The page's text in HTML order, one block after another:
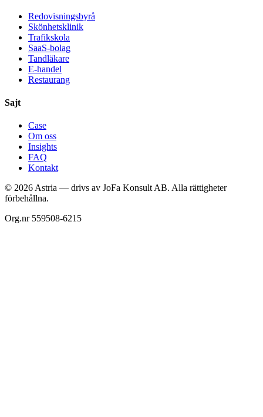
Redovisningsbyrå
Skönhetsklinik
Trafikskola
SaaS-bolag
Tandläkare
E-handel
Restaurang
Sajt
Case
Om oss
Insights
FAQ
Kontakt
© 2026 Astria — drivs av JoFa Konsult AB. Alla rättigheter
förbehållna.
Org.nr 559508-6215